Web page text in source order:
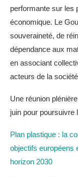
performante sur les
économique. Le
souveraineté, de
dépendance aux
en associant
acteurs de la
Une réunion
juin pour poursuivre
Plan plastique : la
objectifs européens
horizon 2030